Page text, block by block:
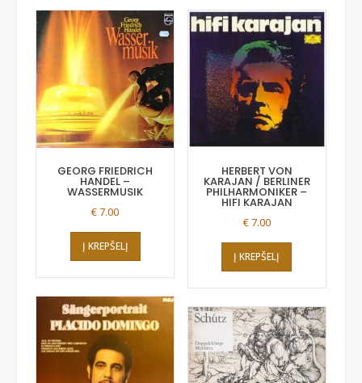
GEORG FRIEDRICH
HANDEL –
WASSERMUSIK
€7.00
Į KREPŠELĮ
HERBERT VON
KARAJAN / BERLINER
PHILHARMONIKER –
HIFI KARAJAN
€7.00
Į KREPŠELĮ